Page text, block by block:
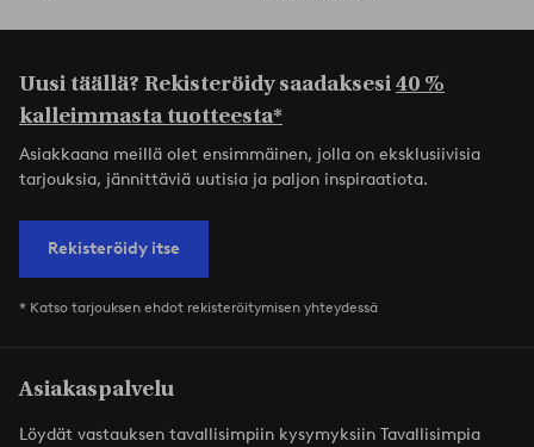
Uusi täällä? Rekisteröidy saadaksesi40 %
kalleimmasta tuotteesta*
Asiakkaana meillä olet ensimmäinen, jolla on eksklusiivisia
tarjouksia, jännittäviä uutisia ja paljon inspiraatiota.
Rekisteröidy itse
* Katso tarjouksen ehdot rekisteröitymisen yhteydessä
Asiakaspalvelu
Löydät vastauksen tavallisimpiin kysymyksiin Tavallisimpia